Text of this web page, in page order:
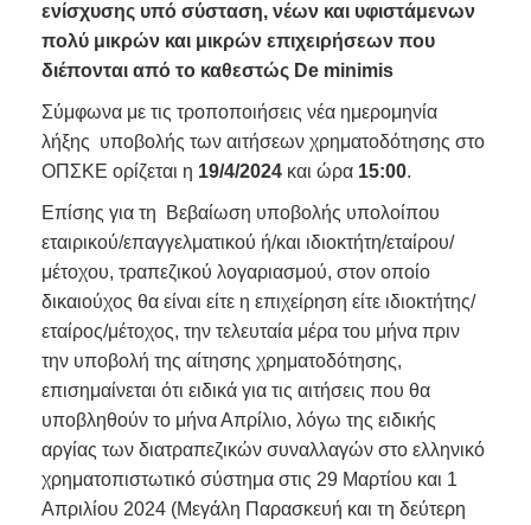
ενίσχυσης υπό σύσταση, νέων και υφιστάμενων
πολύ μικρών και μικρών επιχειρήσεων που
διέπονται από το καθεστώς De minimis
Σύμφωνα με τις τροποποιήσεις νέα ημερομηνία
λήξης υποβολής των αιτήσεων χρηματοδότησης στο
ΟΠΣΚΕ ορίζεται η 19/4/2024 και ώρα 15:00.
Επίσης για τη Βεβαίωση υποβολής υπολοίπου
εταιρικού/επαγγελματικού ή/και ιδιοκτήτη/εταίρου/
μέτοχου, τραπεζικού λογαριασμού, στον οποίο
δικαιούχος θα είναι είτε η επιχείρηση είτε ιδιοκτήτης/
εταίρος/μέτοχος, την τελευταία μέρα του μήνα πριν
την υποβολή της αίτησης χρηματοδότησης,
επισημαίνεται ότι ειδικά για τις αιτήσεις που θα
υποβληθούν το μήνα Απρίλιο, λόγω της ειδικής
αργίας των διατραπεζικών συναλλαγών στο ελληνικό
χρηματοπιστωτικό σύστημα στις 29 Μαρτίου και 1
Απριλίου 2024 (Μεγάλη Παρασκευή και τη δεύτερη